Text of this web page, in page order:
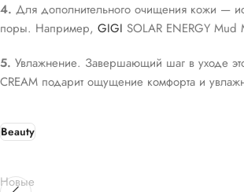
4. Для дополнительного очищения кожи —
поры. Например, GIGI SOLAR ENERGY
5. Увлажнение. Завершающий шаг в уходе
CREAM подарит ощущение комфорта и
Beauty
Новые